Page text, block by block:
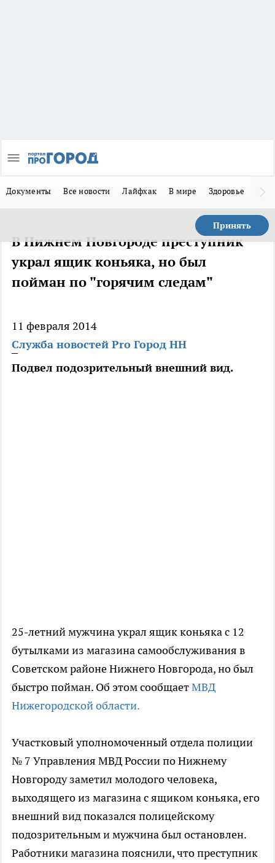
Документы Все новости Лайфхак В мире Здоровье
Принять
В Нижнем Новгороде преступник
украл ящик коньяка, но был
пойман по "горячим следам"
11 февраля 2014
Служба новостей Pro Город НН
Подвел подозрительный внешний вид.
25-летний мужчина украл ящик коньяка с 12
бутылками из магазина самообслуживания в
Советском районе Нижнего Новгорода, но был
быстро пойман. Об этом сообщаетМВД
Нижегородской области.
Участковый уполномоченный отдела полиции
№ 7 Управления МВД России по Нижнему
Новгороду заметил молодого человека,
выходящего из магазина с ящиком коньяка, его
внешний вид показался полицейскому
подозрительным и мужчина был остановлен.
Работники магазина пояснили, что преступник